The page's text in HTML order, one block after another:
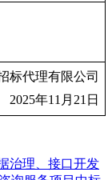
标代理有限公司
年11月21日
治理、接口开发